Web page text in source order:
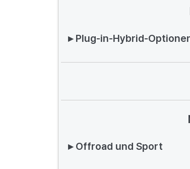
▸ Plug-in-Hybrid-
▸ Offroad und Sport